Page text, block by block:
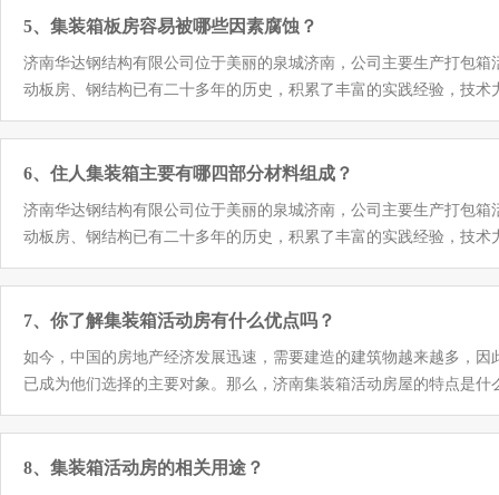
水。2.屋面檐口部位漏水:屋面外板未安装泡沫塞，屋面外板未拉
5、集装箱板房容易被哪些因素腐蚀？
济南华达钢结构有限公司位于美丽的泉城济南，公司主要生产打包
动板房、钢结构已有二十多年的历史，积累了丰富的实践经验，技术
瓦房价格便宜不少，那么集装箱公寓容易被哪些因素腐蚀呢？今天
的腐蚀。如铁成品在潮湿环境下的缓慢锈蚀。据统计，每年因为金
腐蚀比如酸雨，酸雾，等外部条件，导致金属表面与周围介质发生
6、住人集装箱主要有哪四部分材料组成？
济南华达钢结构有限公司位于美丽的泉城济南，公司主要生产打包
动板房、钢结构已有二十多年的历史，积累了丰富的实践经验，技术
些年兴起了一股住人集装箱房屋的热潮，装修工期短，价格低廉等
们的关注，那么这种广受关注的住人集装箱房屋有哪些材料组成
集装箱房屋优点是重量轻便于建造，并且外表非常的美观。这种住
好的达到抗火灾的目的。 通过上述内容得知住人集装箱房屋的建
7、你了解集装箱活动房有什么优点吗？
如今，中国的房地产经济发展迅速，需要建造的建筑物越来越多，
已成为他们选择的主要对象。那么，济南集装箱活动房屋的特点是
属，钢板的厚度符合标准，整体结构坚固，对建筑工人来说安全系
箱移动房屋本身属于钢结构的外观，因此也可以有效地保证其耐用
说，由于建筑的需要，即使是一个项目，也会经常移动。如果您此
8、集装箱活动房的相关用途？